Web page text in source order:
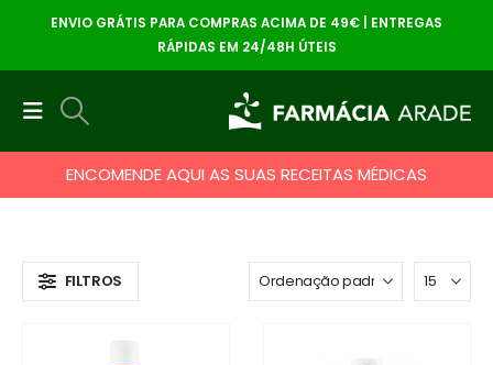
ENVIO GRÁTIS PARA COMPRAS ACIMA DE 49€ | ENTREGAS
RÁPIDAS EM 24/48H ÚTEIS
ENCOMENDE AQUI AS SUAS RECEITAS MÉDICAS
FILTROS